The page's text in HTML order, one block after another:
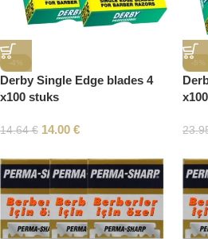
-4%
Derby Single Edge blades 4
x100 stuks
14.64€ 14.00 €
-5%